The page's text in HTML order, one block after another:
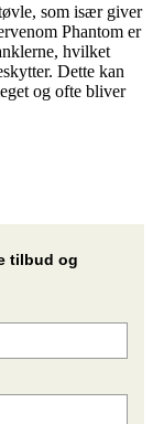
som især giver
Phantom er
hvilket
Dette kan
og ofte bliver
tilbud og